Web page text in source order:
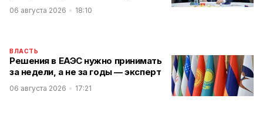
06 августа 2026 18:10
ВЛАСТЬ
Решения в ЕАЭС нужно принимать
за недели, а не за годы — эксперт
06 августа 2026 17:21